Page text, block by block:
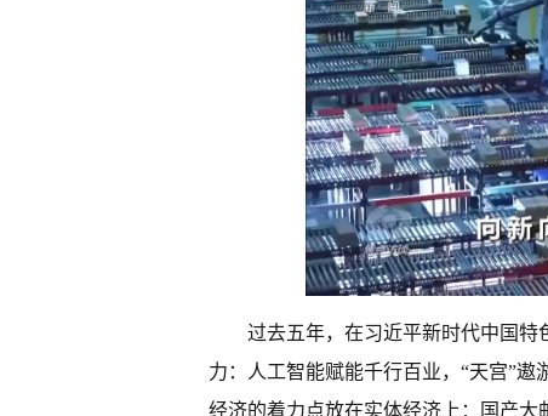
过去五年，在习近平新时代中国特
力：人工智能赋能千行百业，“天宫”
经济的着力点放在实体经济上：国产